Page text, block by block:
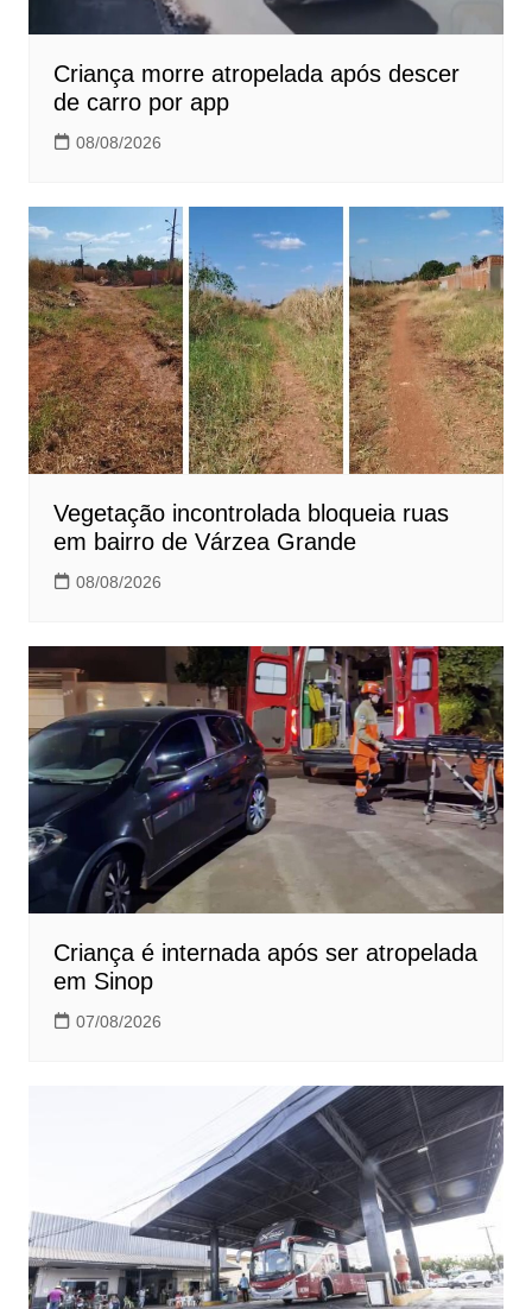
Criança morre atropelada após descer
de carro por app
08/08/2026
Vegetação incontrolada bloqueia ruas
em bairro de Várzea Grande
08/08/2026
Criança é internada após ser atropelada
em Sinop
07/08/2026